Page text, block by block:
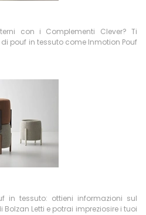
con i Complementi Clever? Ti
pouf in tessuto come Inmotion Pouf
in tessuto: ottieni informazioni sul
Letti e potrai impreziosire i tuoi